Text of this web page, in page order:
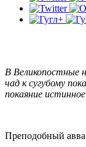
В Великопостные
чад к сугубому
покаяние
Преподобный